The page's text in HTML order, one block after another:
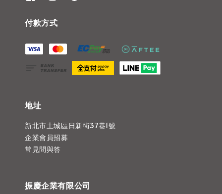
付款方式
地址
新北市土城區日新街37巷1號
企業會員招募
常見問與答
振慶企業有限公司